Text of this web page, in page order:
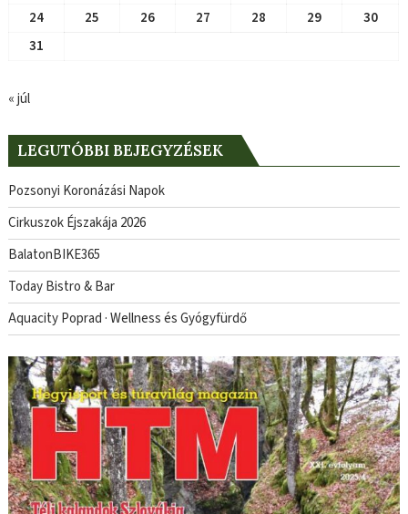
24
25 26 27 28 29
30
31
« júl
LEGUTÓBBI BEJEGYZÉSEK
Pozsonyi Koronázási Napok
Cirkuszok Éjszakája 2026
BalatonBIKE365
Today Bistro & Bar
Aquacity Poprad · Wellness és Gyógyfürdő